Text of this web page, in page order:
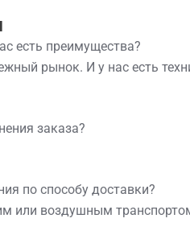
есть преимущества?
рынок. И у нас есть
заказа?
по способу доставки?
или воздушным